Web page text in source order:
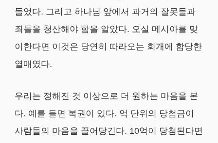
들었다. 그리고 하나님 앞에서 과거의 잘못들과
죄들을 청산해야 함을 알았다. 오실 메시아를 맞
이한다면 이것은 당연히 따라오는 회개에 합당한
열매였다.
우리는 정해진 것 이상으로 더 원하는 마음을 본
다. 예를 들면 복권이 있다. 억 단위의 당첨금이
사람들의 마음을 끌어당긴다. 10억이 당첨된다면